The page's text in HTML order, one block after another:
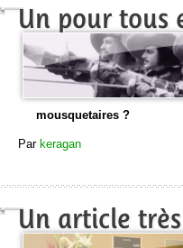
Un pour tous
mousquetaires ?
Par keragan
Un article